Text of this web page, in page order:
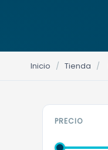
Inicio / Tienda /
PRECIO